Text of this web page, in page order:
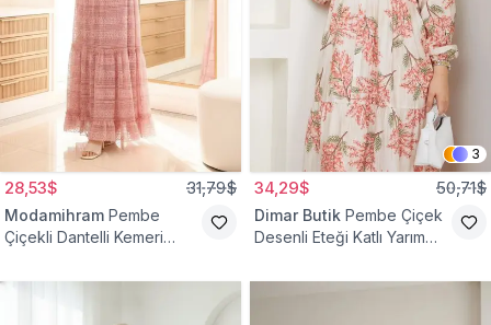
28,53$ 31,79$
Modamihram Pembe
Çiçekli Dantelli Kemeri
3
34,29$ 50,71$
Dimar Butik Pembe Çiçek
Desenli Eteği Katlı Yarım